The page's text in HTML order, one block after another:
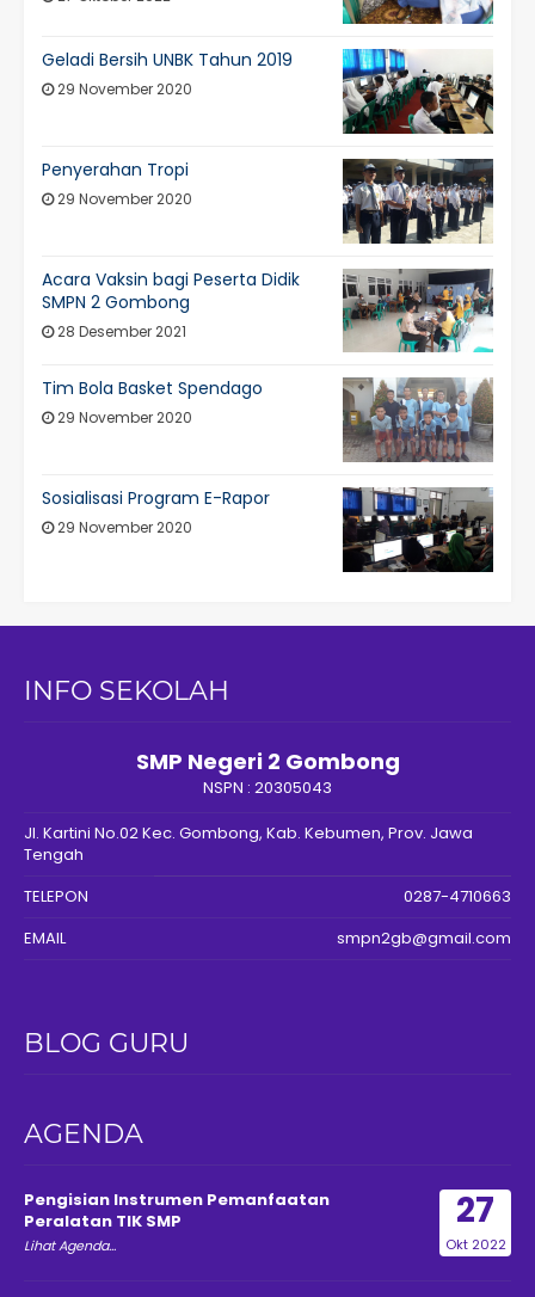
Geladi Bersih UNBK Tahun 2019
29 November 2020
Penyerahan Tropi
29 November 2020
Acara Vaksin bagi Peserta Didik
SMPN 2 Gombong
28 Desember 2021
Tim Bola Basket Spendago
29 November 2020
Sosialisasi Program E-Rapor
29 November 2020
INFO SEKOLAH
SMP Negeri 2 Gombong
NSPN : 20305043
Jl. Kartini No.02 Kec. Gombong, Kab. Kebumen, Prov. Jawa
Tengah
TELEPON
0287-4710663
EMAIL
smpn2gb@gmail.com
BLOG GURU
AGENDA
27
Okt 2022
Pengisian Instrumen Pemanfaatan
Peralatan TIK SMP
Lihat Agenda...